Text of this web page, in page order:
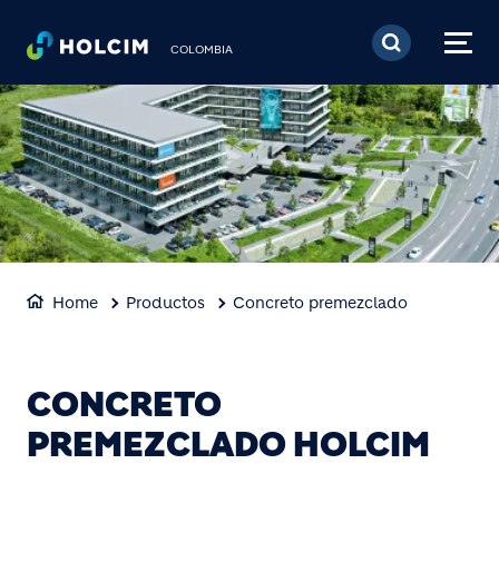
Pasar al contenido
COLOMBIA
Home Productos Concreto premezclado
CONCRETO
PREMEZCLADO HOLCIM